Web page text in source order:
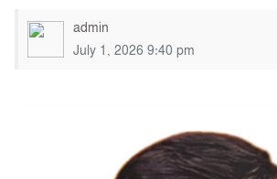
admin
July 1, 2026 9:40 pm